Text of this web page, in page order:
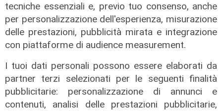
tecniche essenziali e, previo tuo consenso, anche
per personalizzazione dell'esperienza, misurazione
delle prestazioni, pubblicità mirata e integrazione
con piattaforme di audience measurement.
I tuoi dati personali possono essere elaborati da
partner terzi selezionati per le seguenti finalità
pubblicitarie: personalizzazione di annunci e
contenuti, analisi delle prestazioni pubblicitarie,
L'approfondimento